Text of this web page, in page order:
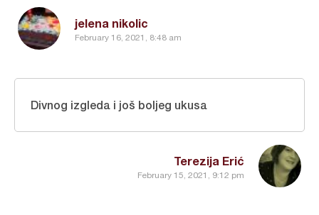
jelena nikolic
February 16, 2021, 8:48 am
Terezija Erić
February 15, 2021, 9:12 pm
Divnog izgleda i još boljeg ukusa